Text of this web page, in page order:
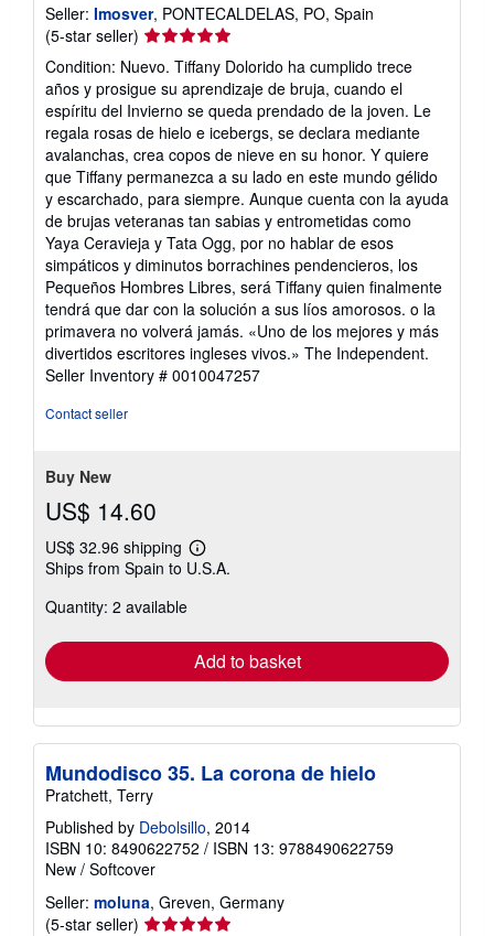
Seller: Imosver, PONTECALDELAS, PO, Spain
(5-star seller) Seller
rating
5
out
of
5
stars
Condition: Nuevo. Tiffany Dolorido ha cumplido trece
años y prosigue su aprendizaje de bruja, cuando el
espíritu del Invierno se queda prendado de la joven. Le
regala rosas de hielo e icebergs, se declara mediante
avalanchas, crea copos de nieve en su honor. Y quiere
que Tiffany permanezca a su lado en este mundo gélido
y escarchado, para siempre. Aunque cuenta con la ayuda
de brujas veteranas tan sabias y entrometidas como
Yaya Ceravieja y Tata Ogg, por no hablar de esos
simpáticos y diminutos borrachines pendencieros, los
Pequeños Hombres Libres, será Tiffany quien finalmente
tendrá que dar con la solución a sus líos amorosos. o la
primavera no volverá jamás. «Uno de los mejores y más
divertidos escritores ingleses vivos.» The Independent.
Seller Inventory # 0010047257
Contact seller
Buy New
US$ 14.60
US$ 32.96 shipping
Learn
more
Ships from Spain to U.S.A.
Quantity: 2 available
Add to basket
Mundodisco 35. La corona de hielo
Pratchett, Terry
Published by Debolsillo, 2014
ISBN 10: 8490622752 / ISBN 13: 9788490622759
New / Softcover
Seller: moluna, Greven, Germany
(5-star seller) Seller